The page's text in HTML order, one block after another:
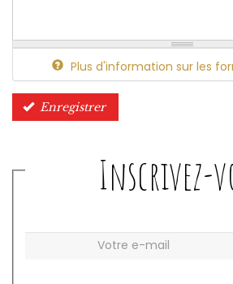
Plus d'information sur les
Enregistrer
Inscrivez-